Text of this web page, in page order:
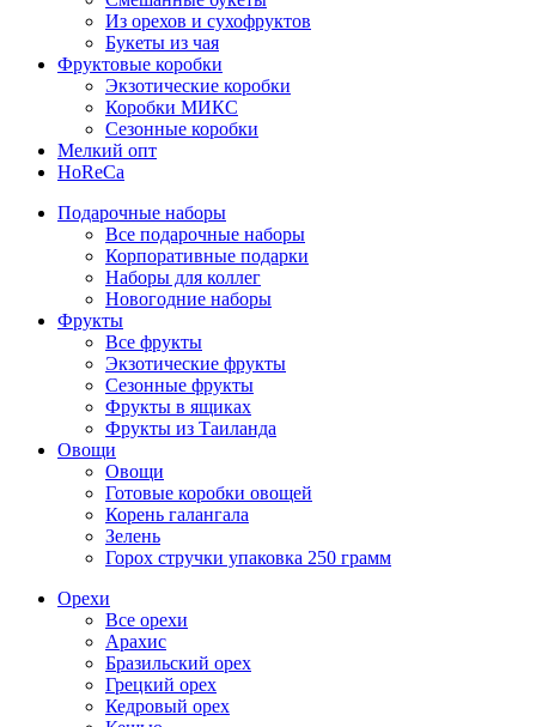
Из орехов и сухофруктов
Букеты из чая
Фруктовые коробки
Экзотические коробки
Коробки МИКС
Сезонные коробки
Мелкий опт
HoReCa
Подарочные наборы
Все подарочные наборы
Корпоративные подарки
Наборы для коллег
Новогодние наборы
Фрукты
Все фрукты
Экзотические фрукты
Сезонные фрукты
Фрукты в ящиках
Фрукты из Таиланда
Овощи
Овощи
Готовые коробки овощей
Корень галангала
Зелень
Горох стручки упаковка 250 грамм
Орехи
Все орехи
Арахис
Бразильский орех
Грецкий орех
Кедровый орех